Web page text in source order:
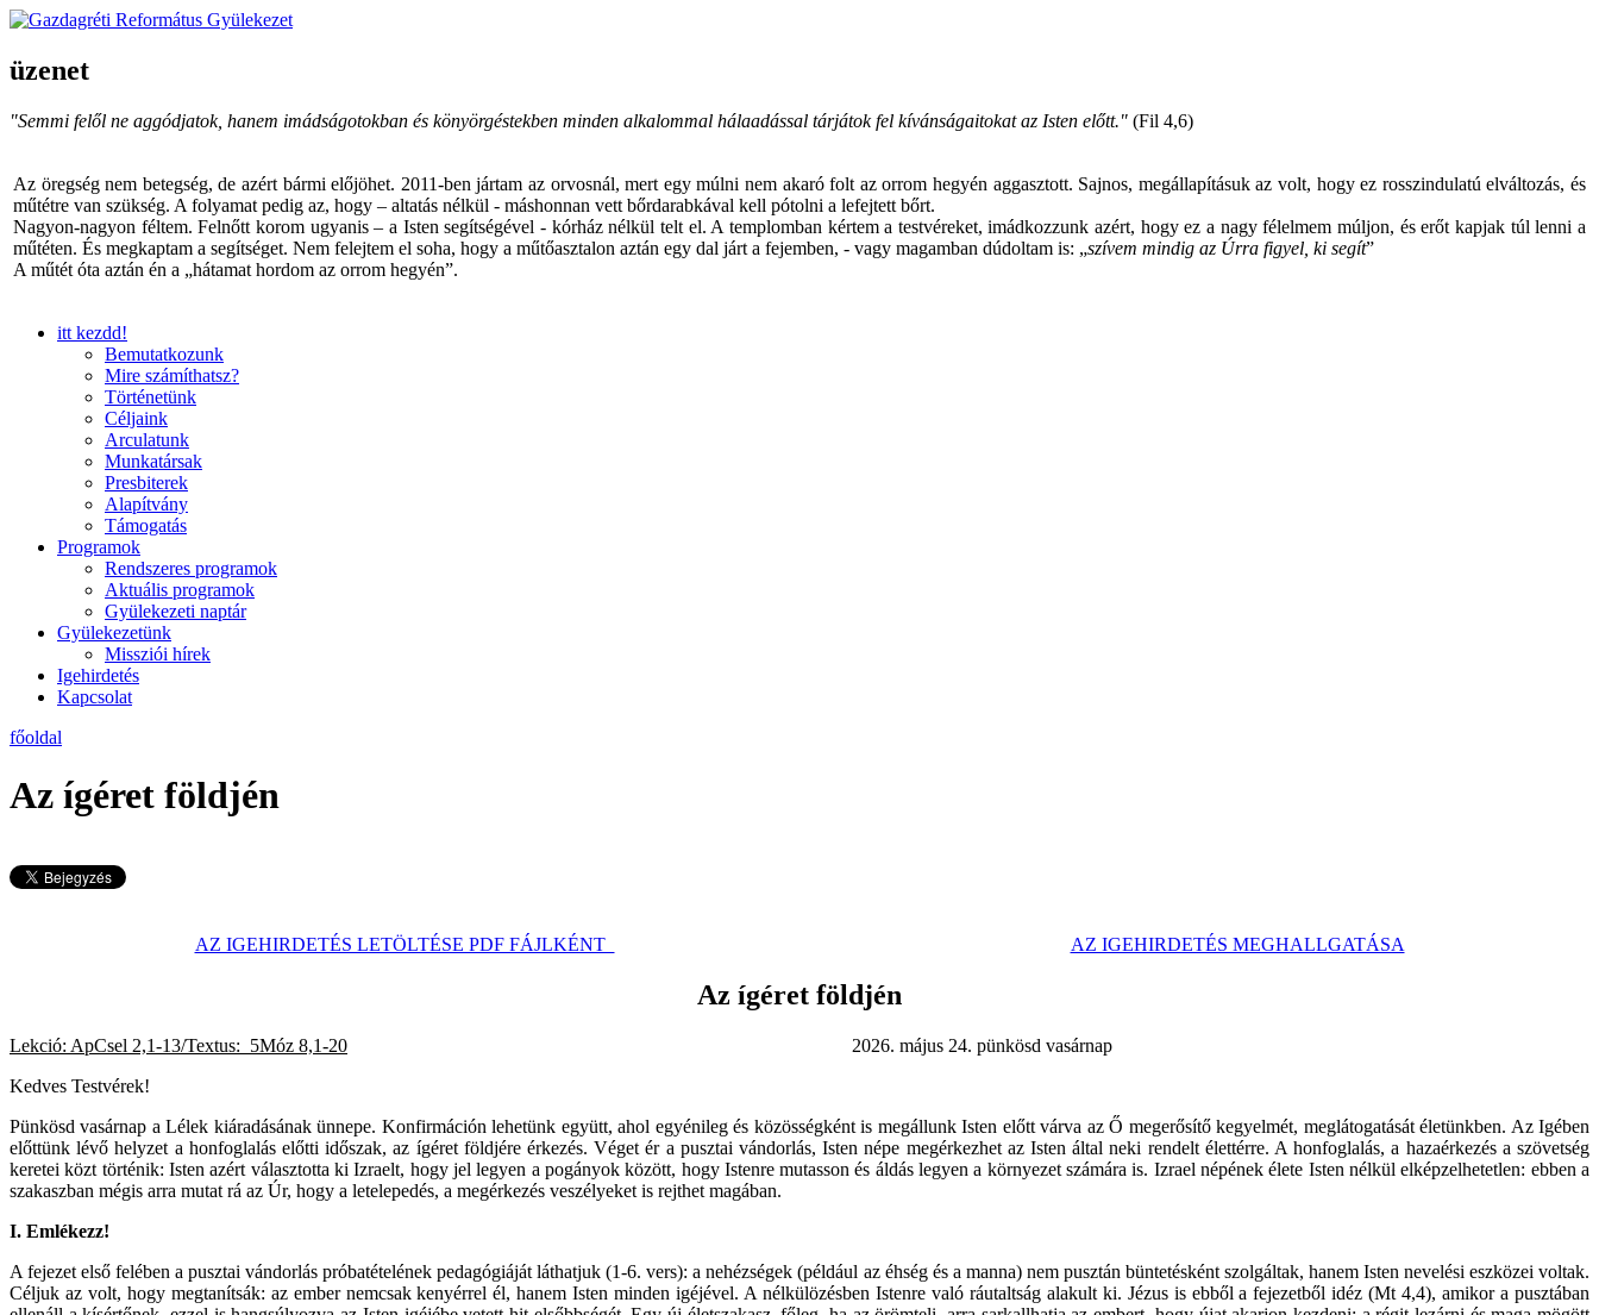
üzenet
"Semmi felől ne aggódjatok, hanem imádságotokban és könyörgéstekben minden alkalommal hálaadással tárjátok fel kívánságaitokat az Isten előtt." (Fil 4,6)
Az öregség nem betegség, de azért bármi előjöhet. 2011-ben jártam az orvosnál, mert egy múlni nem akaró folt az orrom hegyén aggasztott. Sajnos, megállapításuk az volt, hogy ez rosszindulatú elváltozás, és
műtétre van szükség. A folyamat pedig az, hogy – altatás nélkül - máshonnan vett bőrdarabkával kell pótolni a lefejtett bőrt.
Nagyon-nagyon féltem. Felnőtt korom ugyanis – a Isten segítségével - kórház nélkül telt el. A templomban kértem a testvéreket, imádkozzunk azért, hogy ez a nagy félelmem múljon, és erőt kapjak túl lenni a
műtéten. És megkaptam a segítséget. Nem felejtem el soha, hogy a műtőasztalon aztán egy dal járt a fejemben, - vagy magamban dúdoltam is: „szívem mindig az Úrra figyel, ki segít”
A műtét óta aztán én a „hátamat hordom az orrom hegyén”.
itt kezdd!
Bemutatkozunk
Mire számíthatsz?
Történetünk
Céljaink
Arculatunk
Munkatársak
Presbiterek
Alapítvány
Támogatás
Programok
Rendszeres programok
Aktuális programok
Gyülekezeti naptár
Gyülekezetünk
Missziói hírek
Igehirdetés
Kapcsolat
főoldal
Az ígéret földjén
AZ IGEHIRDETÉS LETÖLTÉSE PDF FÁJLKÉNT AZ IGEHIRDETÉS MEGHALLGATÁSA
Az ígéret földjén
Lekció: ApCsel 2,1-13/Textus: 5Móz 8,1-20 2026. május 24. pünkösd vasárnap
Kedves Testvérek!
Pünkösd vasárnap a Lélek kiáradásának ünnepe. Konfirmáción lehetünk együtt, ahol egyénileg és közösségként is megállunk Isten előtt várva az Ő megerősítő kegyelmét, meglátogatását életünkben. Az Igében
előttünk lévő helyzet a honfoglalás előtti időszak, az ígéret földjére érkezés. Véget ér a pusztai vándorlás, Isten népe megérkezhet az Isten által neki rendelt élettérre. A honfoglalás, a hazaérkezés a szövetség
keretei közt történik: Isten azért választotta ki Izraelt, hogy jel legyen a pogányok között, hogy Istenre mutasson és áldás legyen a környezet számára is. Izrael népének élete Isten nélkül elképzelhetetlen: ebben a
szakaszban mégis arra mutat rá az Úr, hogy a letelepedés, a megérkezés veszélyeket is rejthet magában.
I. Emlékezz!
A fejezet első felében a pusztai vándorlás próbatételének pedagógiáját láthatjuk (1-6. vers): a nehézségek (például az éhség és a manna) nem pusztán büntetésként szolgáltak, hanem Isten nevelési eszközei voltak.
Céljuk az volt, hogy megtanítsák: az ember nemcsak kenyérrel él, hanem Isten minden igéjével. A nélkülözésben Istenre való ráutaltság alakult ki. Jézus is ebből a fejezetből idéz (Mt 4,4), amikor a pusztában